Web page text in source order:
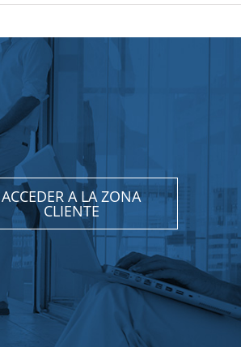
ACCEDER A LA ZONA
CLIENTE